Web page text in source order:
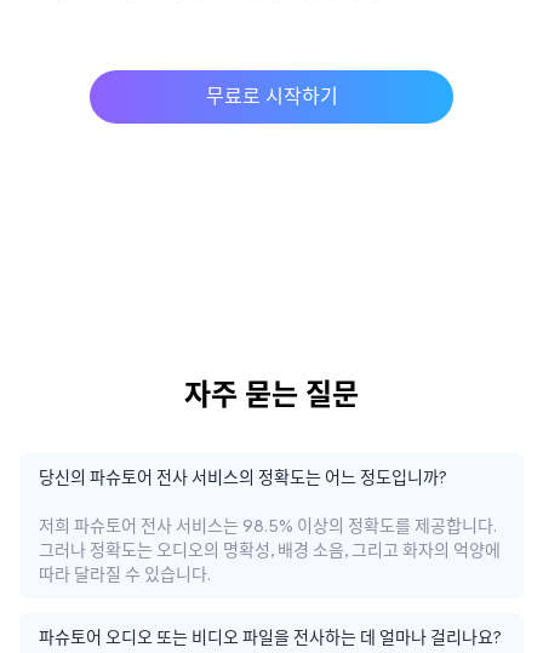
무료로 시작하기
자주 묻는 질문
당신의 파슈토어 전사 서비스의 정확도는 어느 정도입니까?
저희 파슈토어 전사 서비스는 98.5% 이상의 정확도를 제공합니다.
그러나 정확도는 오디오의 명확성, 배경 소음, 그리고 화자의 억양에
따라 달라질 수 있습니다.
파슈토어 오디오 또는 비디오 파일을 전사하는 데 얼마나 걸리나요?